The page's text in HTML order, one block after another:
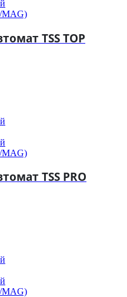
MAG)
TSS TOP
MAG)
TSS PRO
MAG)